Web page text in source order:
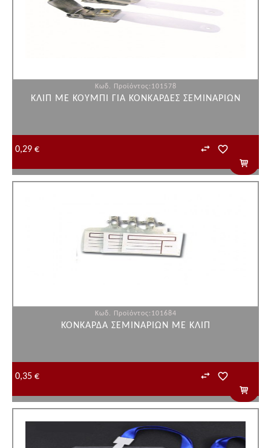
Κωδ. Προϊόντος:101578
ΚΛΙΠ ΜΕ ΚΟΥΜΠΙ ΓΙΑ ΚΟΝΚΑΡΔΕΣ ΣΕΜΙΝΑΡΙΩΝ
0,29 €
Κωδ. Προϊόντος:101684
ΚΟΝΚΑΡΔΑ ΣΕΜΙΝΑΡΙΩΝ ΜΕ ΚΛΙΠ
0,35 €